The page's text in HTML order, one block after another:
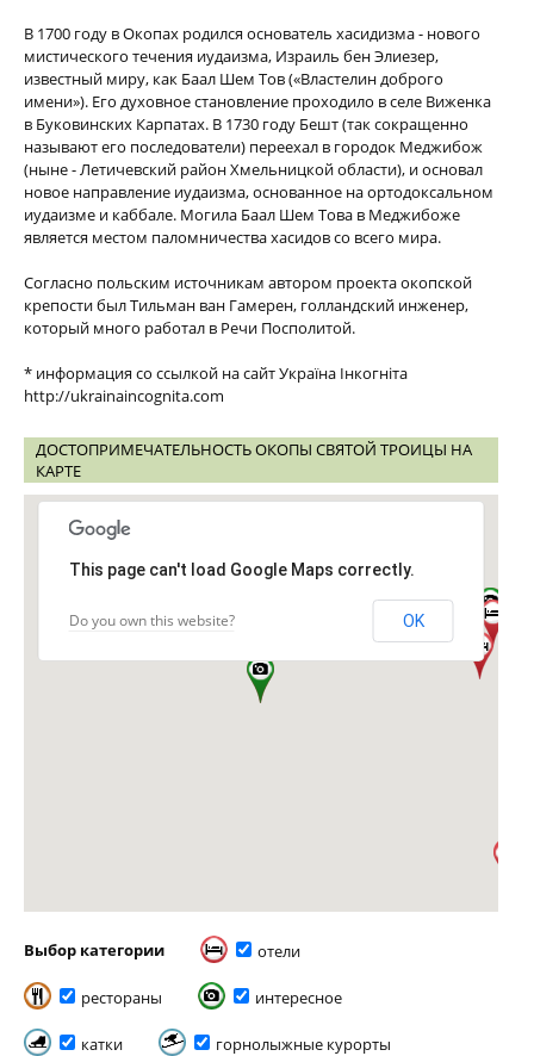
В 1700 году в Окопах родился основатель хасидизма - нового
мистического течения иудаизма, Израиль бен Элиезер,
известный миру, как Баал Шем Тов («Властелин доброго
имени»). Его духовное становление проходило в селе Виженка
в Буковинских Карпатах. В 1730 году Бешт (так сокращенно
называют его последователи) переехал в городок Меджибож
(ныне - Летичевский район Хмельницкой области), и основал
новое направление иудаизма, основанное на ортодоксальном
иудаизме и каббале. Могила Баал Шем Това в Меджибоже
является местом паломничества хасидов со всего мира.
Согласно польским источникам автором проекта окопской
крепости был Тильман ван Гамерен, голландский инженер,
который много работал в Речи Посполитой.
* информация со ссылкой на сайт Україна Інкогніта
http://ukrainaincognita.com
ДОСТОПРИМЕЧАТЕЛЬНОСТЬ ОКОПЫ СВЯТОЙ ТРОИЦЫ НА
КАРТЕ
This page can't load Google Maps correctly.
Do you own this website? OK
Выбор категории отели
рестораны интересное
катки горнолыжные курорты